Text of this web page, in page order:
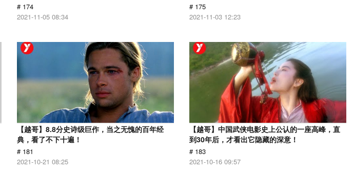
# 174
2021-11-05 08:34
# 175
2021-11-03 12:23
【越哥】8.8分史诗级巨作，当之无愧的百年经
典，看了不下十遍！
# 181
2021-10-21 08:25
【越哥】中国武侠电影史上公认的一座高峰，直
到30年后，才看出它隐藏的深意！
# 183
2021-10-16 09:57